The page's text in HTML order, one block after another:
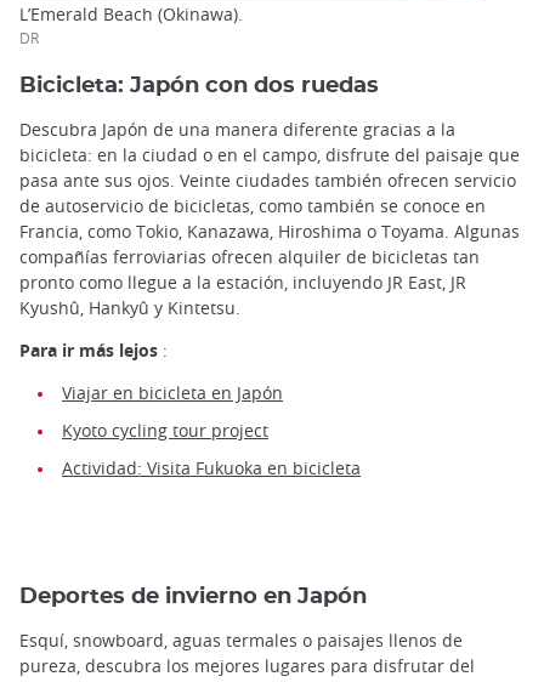
L’Emerald Beach (Okinawa).
DR
Bicicleta: Japón con dos ruedas
Descubra Japón de una manera diferente gracias a la
bicicleta: en la ciudad o en el campo, disfrute del paisaje que
pasa ante sus ojos. Veinte ciudades también ofrecen servicio
de autoservicio de bicicletas, como también se conoce en
Francia, como Tokio, Kanazawa, Hiroshima o Toyama. Algunas
compañías ferroviarias ofrecen alquiler de bicicletas tan
pronto como llegue a la estación, incluyendo JR East, JR
Kyushû, Hankyû y Kintetsu.
Para ir más lejos :
Viajar en bicicleta en Japón
Kyoto cycling tour project
Actividad: Visita Fukuoka en bicicleta
Deportes de invierno en Japón
Esquí, snowboard, aguas termales o paisajes llenos de
pureza, descubra los mejores lugares para disfrutar del